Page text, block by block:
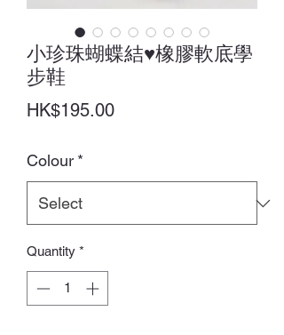
小珍珠蝴蝶結♥橡膠軟底學
步鞋
HK$195.00Price
Colour *
Quantity *